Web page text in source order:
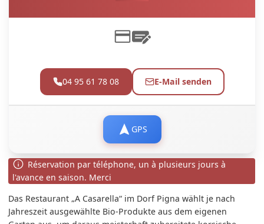
04 95 61 78 08 E-Mail senden
GPS
Réservation par téléphone, un à plusieurs jours à
l'avance en saison. Merci
Das Restaurant „A Casarella“ im Dorf Pigna wählt je nach
Jahreszeit ausgewählte Bio-Produkte aus dem eigenen